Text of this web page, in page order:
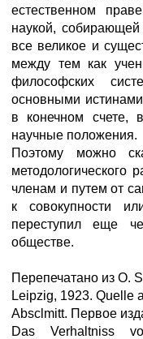
естественном
наукой,
все великое и
между тем как
философских
основными
в конечном счете,
научные положения.
Поэтому можно
методологического
членам и путем от
к совокупности
переступил еще
обществе.
Перепечатано из О.
Leipzig, 1923. Quelle
Absclmitt. Первое
Das Verhaltniss